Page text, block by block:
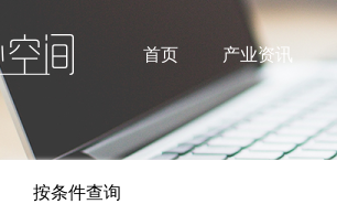
首页 产业资讯
按条件查询